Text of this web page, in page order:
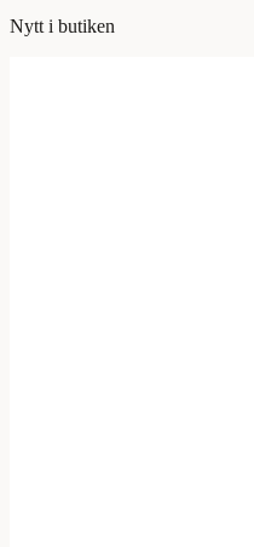
Nytt i butiken